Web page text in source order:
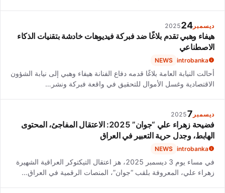
ديسمبر 24
2025
هيفاء وهبي تقدم بلاغًا ضد فبركة فيديوهات خادشة بتقنيات الذكاء
الاصطناعي
introbanka
NEWS
أحالت النيابة العامة بلاغًا قدمه دفاع الفنانة هيفاء وهبي إلى نيابة الشؤون
الاقتصادية وغسل الأموال للتحقيق في واقعة فبركة ونشر…
ديسمبر 7
2025
فضيحة زهراء علي “جوان” 2025: الاعتقال المفاجئ، المحتوى
الهابط، وجدل حرية التعبير في العراق
introbanka
NEWS
في مساء يوم 3 ديسمبر 2025، هز اعتقال التيكتوكر العراقية الشهيرة
زهراء علي، المعروفة بلقب “جوان”، المنصات الرقمية في العراق…